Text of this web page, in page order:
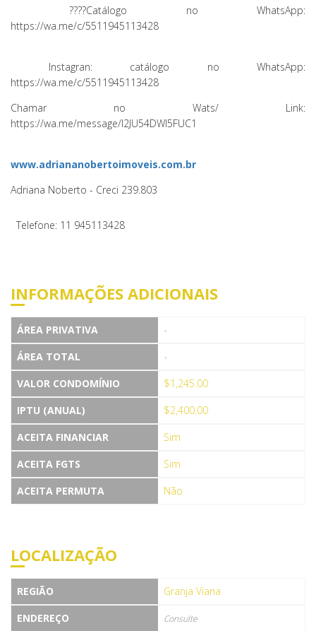
????Catálogo no WhatsApp:
https://wa.me/c/5511945113428
Instagran: catálogo no WhatsApp:
https://wa.me/c/
Chamar no Wats/ Link:
https://wa.me/message/I2JU54DWI5FUC1
www.adriananobertoimoveis.com.br
Adriana Noberto - Creci 239.803
Telefone: 11 945113428
INFORMAÇÕES ADICIONAIS
ÁREA PRIVATIVA -
ÁREA TOTAL -
VALOR CONDOMÍNIO
$1,245.00
IPTU (ANUAL)
$2,400.00
ACEITA FINANCIAR
Sim
ACEITA FGTS
Sim
ACEITA PERMUTA
Não
LOCALIZAÇÃO
REGIÃO
Granja Viana
ENDEREÇO
Consulte